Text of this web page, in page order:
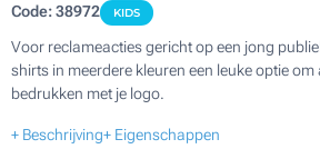
Code:38972 KIDS
Voor reclameacties gericht op een jong
shirts in meerdere kleuren een leuke optie
bedrukken met je logo.
+ Beschrijving+ Eigenschappen